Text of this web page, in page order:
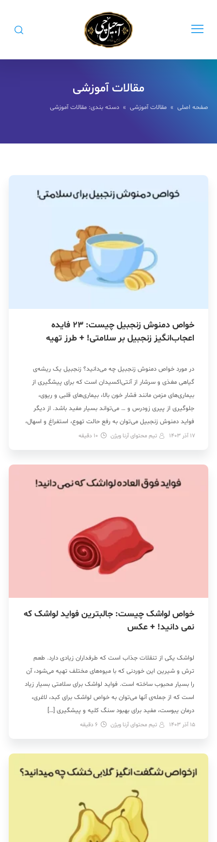
مقالات آموزشی
صفحه اصلی» مقالات آموزشی» دسته بندی: مقالات آموزشی
خواص دمنوش زنجبیل چیست: 23 فایده
اعجاب‌انگیز زنجبیل بر سلامتی! + طرز تهیه
در مورد خواص دمنوش زنجبیل چه می‌دانید؟ زنجبیل یک ریشه‌ی
گیاهی مغذی و سرشار از آنتی‌اکسیدان است که برای پیشگیری از
بیماری‌های مزمن مانند فشار خون بالا، بیماری‌های قلبی و ریوی،
جلوگیری از پیری زودرس و … می‌تواند بسیار مفید باشد. از دیگر
فواید دمنوش زنجبیل می‌توان به رفع حالت تهوع، استفراغ و اسهال،
تقویت […]
17 آذر 1403 تیم محتوای آرنا ویژن 10 دقیقه
خواص لواشک چیست: جالبترین فواید لواشک که
نمی دانید! + عکس
لواشک یکی از تنقلات جذاب است که طرفداران زیادی دارد. طعم
ترش و شیرین این خوردنی که با میوه‌های مختلف تهیه می‌شود، آن
را بسیار محبوب ساخته است. فواید لواشک برای سلامتی بسیار زیاد
است که از جمله‌ی آنها می‌توان به خواص لواشک برای کبد، لاغری،
درمان یبوست، مفید برای بهبود سنگ کلیه و پیشگیری […]
15 آذر 1403 تیم محتوای آرنا ویژن 6 دقیقه